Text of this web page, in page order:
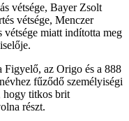
vétsége, Bayer Zsolt
vétsége, Menczer
vétsége miatt indította meg
Figyelő, az Origo és a 888
fűződő személyiségi
hogy titkos brit
részt.